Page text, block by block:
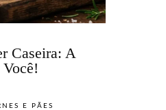
Caseira: A
E PÃES